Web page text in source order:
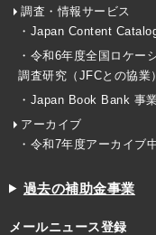
調査・情報サービス
・Japan Content
・令和6年度全国ロケー
調査研究（JFCとの協業）
・Japan Book Bank 事
アーカイブ
・令和7年度アーカイブ
過去の補助金事業
メールニュース登録